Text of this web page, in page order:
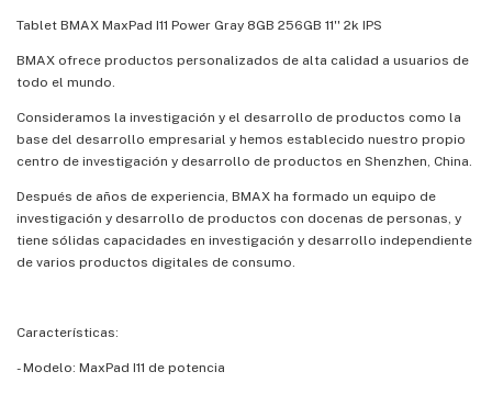
Tablet BMAX MaxPad I11 Power Gray 8GB 256GB 11'' 2k IPS
BMAX ofrece productos personalizados de alta calidad a usuarios de
todo el mundo.
Consideramos la investigación y el desarrollo de productos como la
base del desarrollo empresarial y hemos establecido nuestro propio
centro de investigación y desarrollo de productos en Shenzhen, China.
Después de años de experiencia, BMAX ha formado un equipo de
investigación y desarrollo de productos con docenas de personas, y
tiene sólidas capacidades en investigación y desarrollo independiente
de varios productos digitales de consumo.
Características:
- Modelo: MaxPad I11 de potencia